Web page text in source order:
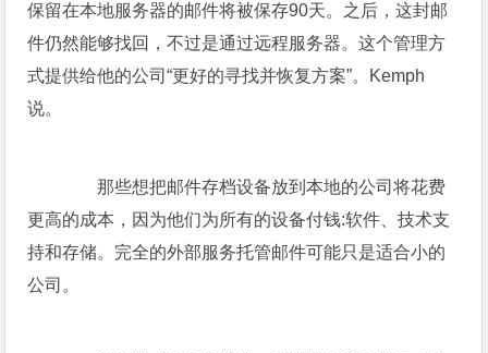
保留在本地服务器的邮件将被保存90天。之后，这封邮
件仍然能够找回，不过是通过远程服务器。这个管理方
式提供给他的公司“更好的寻找并恢复方案”。Kemph
说。
那些想把邮件存档设备放到本地的公司将花费
更高的成本，因为他们为所有的设备付钱:软件、技术支
持和存储。完全的外部服务托管邮件可能只是适合小的
公司。